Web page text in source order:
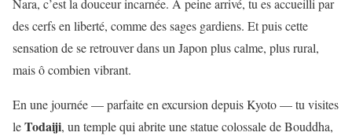
des cerfs en liberté, comme des sages gardiens. Et puis cette
sensation de se retrouver dans un Japon plus calme, plus rural,
mais ô combien vibrant.
En une journée — parfaite en excursion depuis Kyoto — tu visites
leTodaiji, un temple qui abrite une statue colossale de Bouddha,